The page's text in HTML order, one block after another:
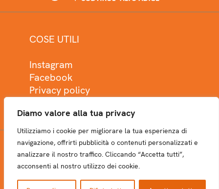
Diamo valore alla tua privacy
Utilizziamo i cookie per migliorare la tua esperienza di
navigazione, offrirti pubblicità o contenuti personalizzati e
analizzare il nostro traffico. Cliccando “Accetta tutti”,
acconsenti al nostro utilizzo dei cookie.
COSE UTILI
Instagram
Facebook
Privacy policy
NEWSLETTER